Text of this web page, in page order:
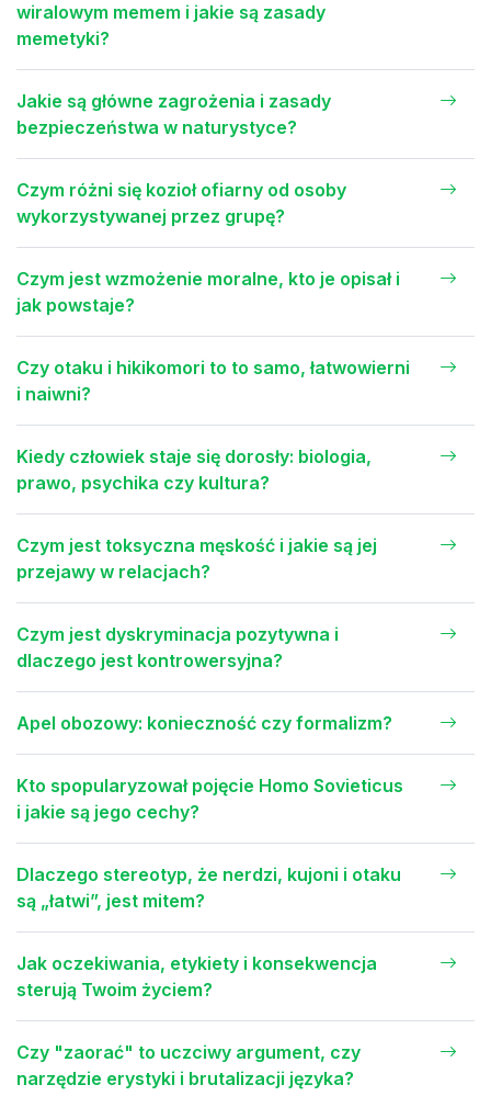
wiralowym memem i jakie są zasady
memetyki?
Jakie są główne zagrożenia i zasady
bezpieczeństwa w naturystyce?
Czym różni się kozioł ofiarny od osoby
wykorzystywanej przez grupę?
Czym jest wzmożenie moralne, kto je opisał i
jak powstaje?
Czy otaku i hikikomori to to samo, łatwowierni
i naiwni?
Kiedy człowiek staje się dorosły: biologia,
prawo, psychika czy kultura?
Czym jest toksyczna męskość i jakie są jej
przejawy w relacjach?
Czym jest dyskryminacja pozytywna i
dlaczego jest kontrowersyjna?
Apel obozowy: konieczność czy formalizm?
Kto spopularyzował pojęcie Homo Sovieticus
i jakie są jego cechy?
Dlaczego stereotyp, że nerdzi, kujoni i otaku
są „łatwi”, jest mitem?
Jak oczekiwania, etykiety i konsekwencja
sterują Twoim życiem?
Czy "zaorać" to uczciwy argument, czy
narzędzie erystyki i brutalizacji języka?